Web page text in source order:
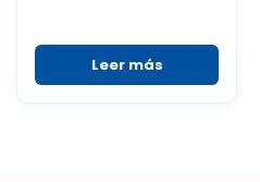
Leer más